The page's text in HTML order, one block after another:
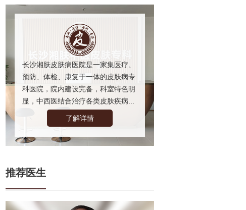
长沙湘肤皮肤病医院是一家集医疗、
预防、体检、康复于一体的皮肤病专
科医院，院内建设完备，科室特色明
显，中西医结合治疗各类皮肤疾病...
了解详情
推荐医生